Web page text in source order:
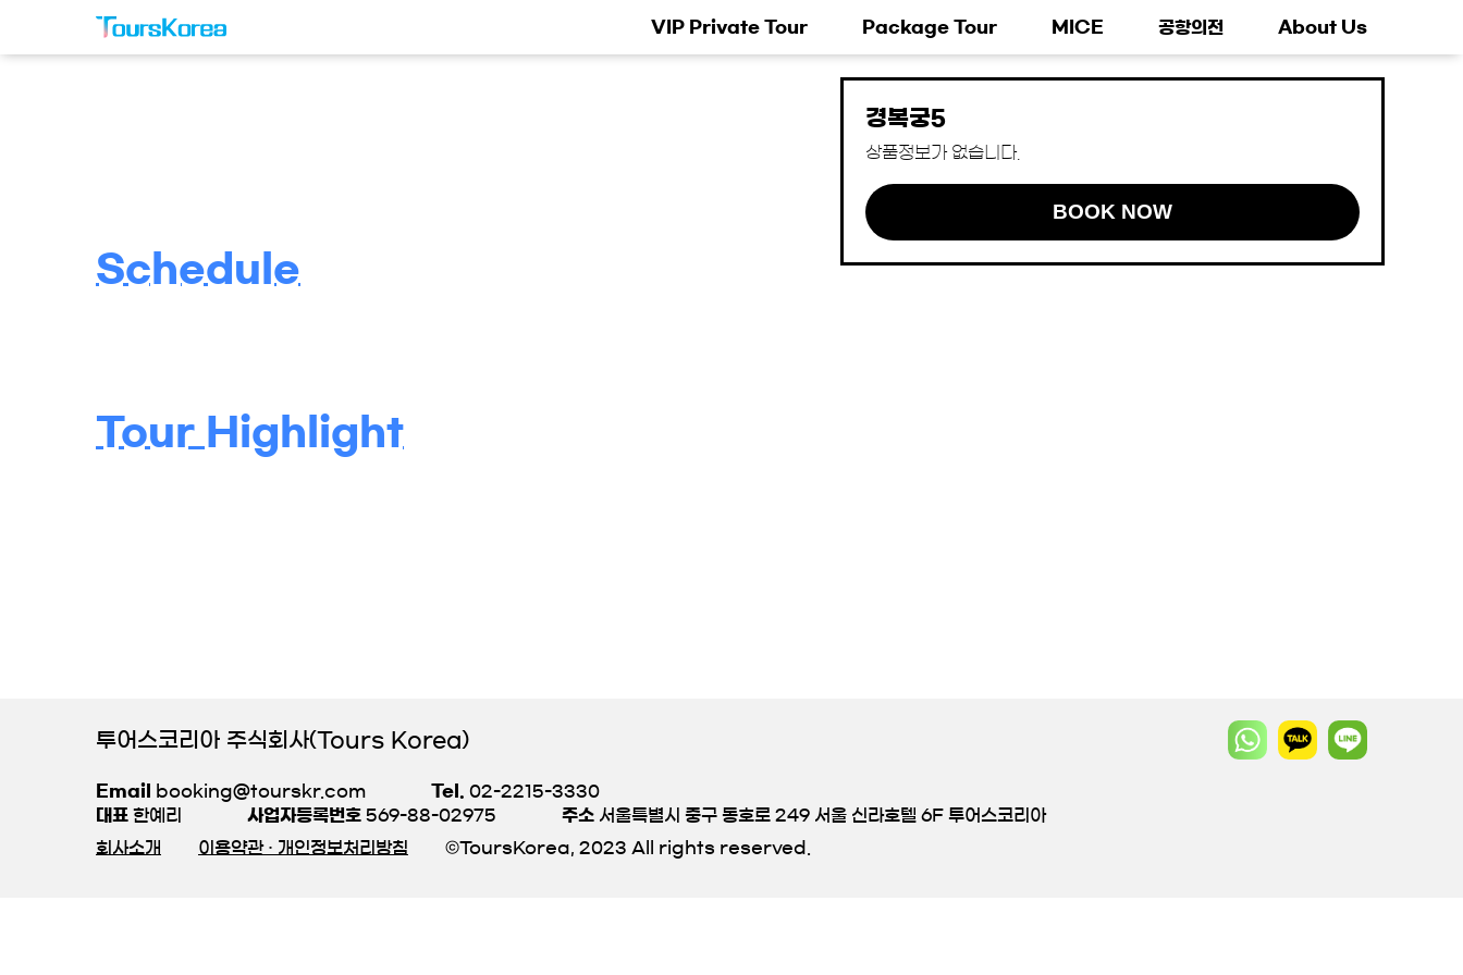
VIP Private Tour Package Tour MICE 공항의전 About Us
경복궁5
상품정보가 없습니다.
BOOK NOW
Schedule
Tour Highlight
투어스코리아 주식회사(Tours Korea)
Email booking@tourskr.com Tel.
02-2215-3330
대표 한예리 사업자등록번호 569-88-02975 주소 서울특별시 중구 동호로 249 서울 신라호텔 6F 투어스코리아
회사소개
이용약관 · 개인정보처리방침 ©ToursKorea, 2023 All rights reserved.